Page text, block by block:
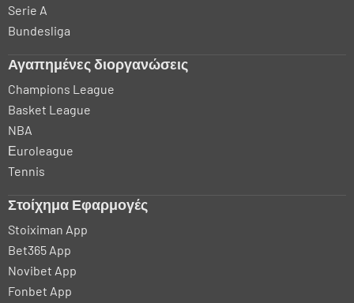
Serie A
Bundesliga
Αγαπημένες διοργανώσεις
Champions League
Basket League
NBA
Εuroleague
Tennis
Στοίχημα Εφαρμογές
Stoiximan App
Bet365 App
Novibet App
Fonbet App